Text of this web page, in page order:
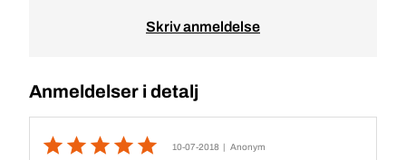
Skriv anmeldelse
Anmeldelser i detalj
10-07-2018 | Anonym